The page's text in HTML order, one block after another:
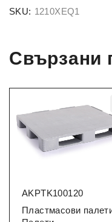
SKU: 1210XEQ1
Свързани
AKPTK100120
Пластмасови